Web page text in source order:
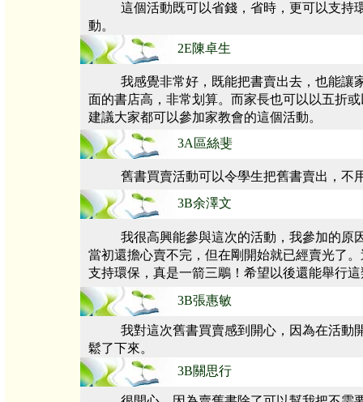
這個活動既可以省錢，省時，更可以支持
動。
2E陳卓生
我感覺非常好，既能把書賣出去，也能讓
面的書店高，非常划算。而家長也可以以五折
建議大家都可以參加家教會的這個活動。
3A區絲斐
舊書買賣活動可以令學生把舊書賣出，不
3B余澤文
我很高興能參與這次的活動，我參加的原
當初還擔心賣不完，但在剛開始就已經賣光了
支持環保，真是一箭三鵰！希望以後還能舉行
3B張惠敏
我對這次舊書買賣感到開心，因為在活動
鬆了下來。
3B關思行